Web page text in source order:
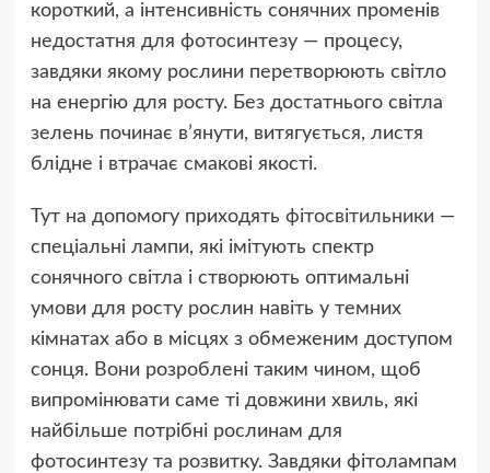
короткий, а інтенсивність сонячних променів
недостатня для фотосинтезу — процесу,
завдяки якому рослини перетворюють світло
на енергію для росту. Без достатнього світла
зелень починає в’янути, витягується, листя
блідне і втрачає смакові якості.
Тут на допомогу приходять фітосвітильники —
спеціальні лампи, які імітують спектр
сонячного світла і створюють оптимальні
умови для росту рослин навіть у темних
кімнатах або в місцях з обмеженим доступом
сонця. Вони розроблені таким чином, щоб
випромінювати саме ті довжини хвиль, які
найбільше потрібні рослинам для
фотосинтезу та розвитку. Завдяки фітолампам